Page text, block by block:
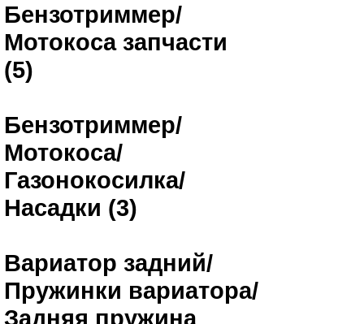
Бензотриммер/
Мотокоса запчасти
(5)
Бензотриммер/
Мотокоса/
Газонокосилка/
Насадки (3)
Вариатор задний/
Пружинки вариатора/
Задняя пружина